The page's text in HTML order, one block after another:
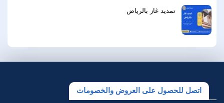
تمديد غاز بالرياض
اتصل للحصول على العروض والخصومات